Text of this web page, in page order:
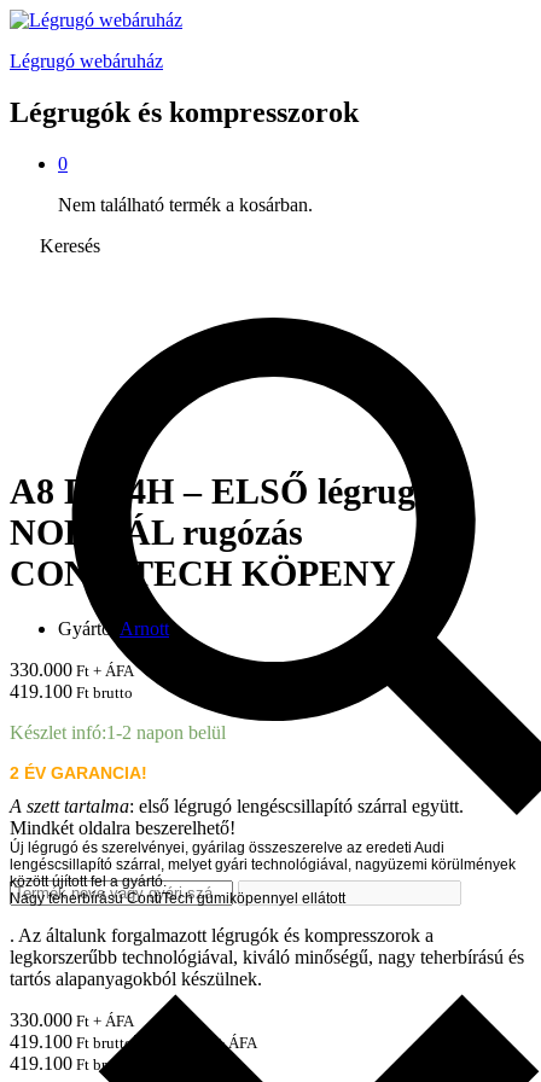
Légrugó webáruház
Légrugók és kompresszorok
0
Nem található termék a kosárban.
Keresés
A8 D4 /4H – ELSŐ légrugó –
NORMÁL rugózás
CONTITECH KÖPENY
Gyártó: Arnott
330.000 Ft + ÁFA
419.100 Ft brutto
Készlet infó:1-2 napon belül
2 ÉV GARANCIA!
A szett tartalma: első légrugó lengéscsillapító szárral együtt.
Mindkét oldalra beszerelhető!
Új légrugó és szerelvényei, gyárilag összeszerelve az eredeti Audi
lengéscsillapító szárral, melyet gyári technológiával, nagyüzemi körülmények
között újított fel a gyártó.
Nagy teherbírású ContiTech gumiköpennyel ellátott
. Az általunk forgalmazott légrugók és kompresszorok a
legkorszerűbb technológiával, kiváló minőségű, nagy teherbírású és
tartós alapanyagokból készülnek.
330.000 Ft + ÁFA
419.100 Ft brutto330.000 Ft + ÁFA
419.100 Ft brutto